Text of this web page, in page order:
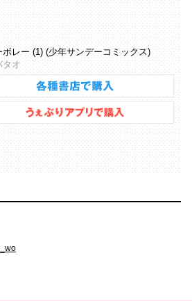
ボレー (1) (少年サンデーコミックス)
タオ